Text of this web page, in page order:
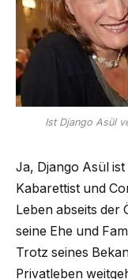
Ist Django Asül
Ja, Django Asül
Kabarettist und
Leben abseits der
seine Ehe und
Trotz seines
Privatleben